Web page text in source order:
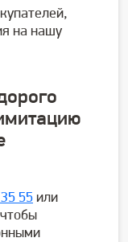
на нашу
55 или